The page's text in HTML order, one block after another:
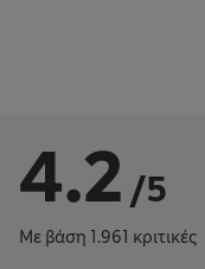
4.2 /5
Με βάση 1.961 κριτικές